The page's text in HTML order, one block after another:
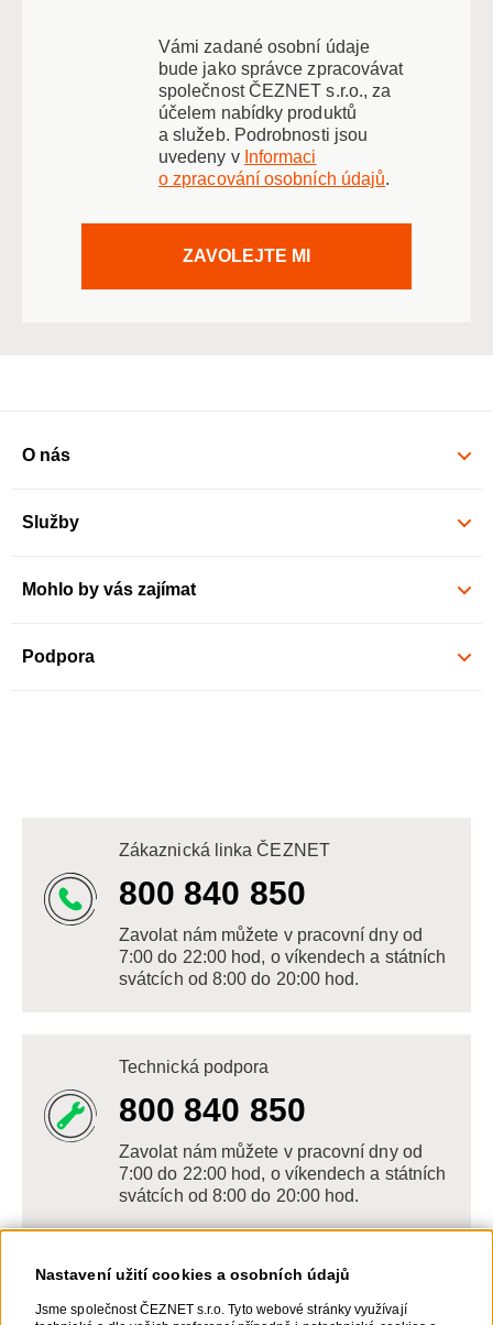
Nastavení užití cookies a osobních údajů
Jsme společnost ČEZNET s.r.o. Tyto webové stránky využívají
Vámi zadané osobní údaje
bude jako správce zpracovávat
společnost ČEZNET s.r.o., za
účelem nabídky produktů
a služeb. Podrobnosti jsou
uvedeny v Informaci
o zpracování osobních údajů.
ZAVOLEJTE MI
O nás
Služby
Mohlo by vás zajímat
Podpora
Zákaznická linka ČEZNET
800 840 850
Zavolat nám můžete v pracovní dny od
7:00 do 22:00 hod, o víkendech a státních
svátcích od 8:00 do 20:00 hod.
Technická podpora
800 840 850
Zavolat nám můžete v pracovní dny od
7:00 do 22:00 hod, o víkendech a státních
svátcích od 8:00 do 20:00 hod.
Napište nám